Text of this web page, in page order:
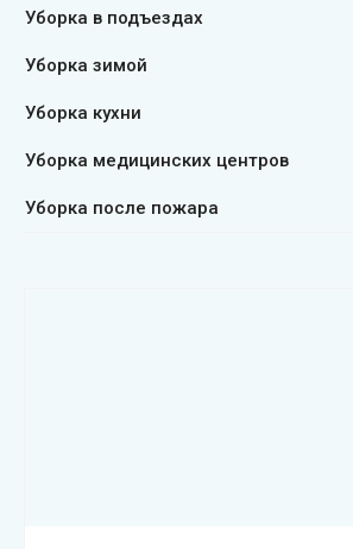
Уборка в подъездах
Уборка зимой
Уборка кухни
Уборка медицинских центров
Уборка после пожара